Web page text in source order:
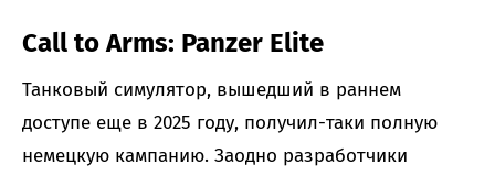
Call to Arms: Panzer Elite
Танковый симулятор, вышедший в раннем
доступе еще в 2025 году, получил-таки полную
немецкую кампанию. Заодно разработчики